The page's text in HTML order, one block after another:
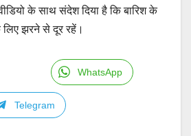
के साथ संदेश दिया है कि बारिश के
लिए झरने से दूर रहें।
WhatsApp
Telegram